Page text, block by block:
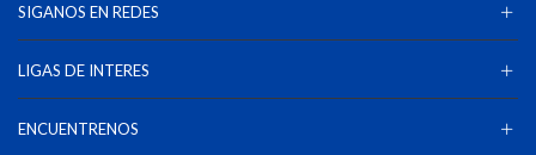
SIGANOS EN REDES
LIGAS DE INTERES
ENCUENTRENOS